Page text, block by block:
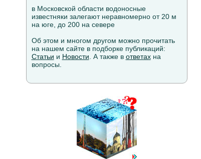
в Московской области водоносные
известняки залегают неравномерно от 20 м
на юге, до 200 на севере
Об этом и многом другом можно прочитать
на нашем сайте в подборке публикаций:
Статьи и Новости . А также в ответахна
вопросы.